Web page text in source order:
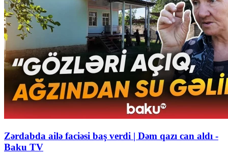
Zərdabda ailə faciəsi baş verdi | Dəm qazı can aldı -
Baku TV